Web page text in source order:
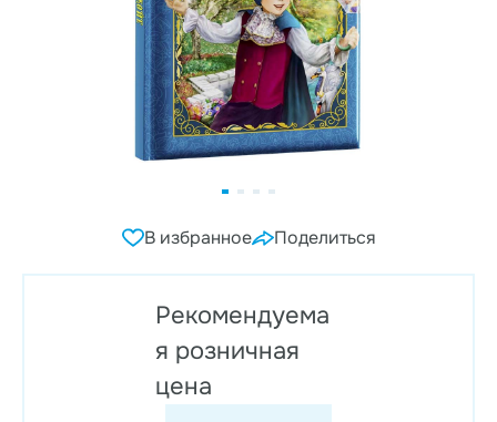
В избранное Поделиться
Рекомендуема
я розничная
цена